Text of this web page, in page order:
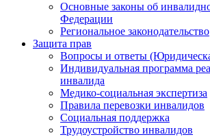
Основные законы об
Федерации
Региональное законодательство
Защита прав
Вопросы и ответы
Индивидуальная программа
инвалида
Медико-социальная экспертиза
Правила перевозки инвалидов
Социальная поддержка
Трудоустройство инвалидов